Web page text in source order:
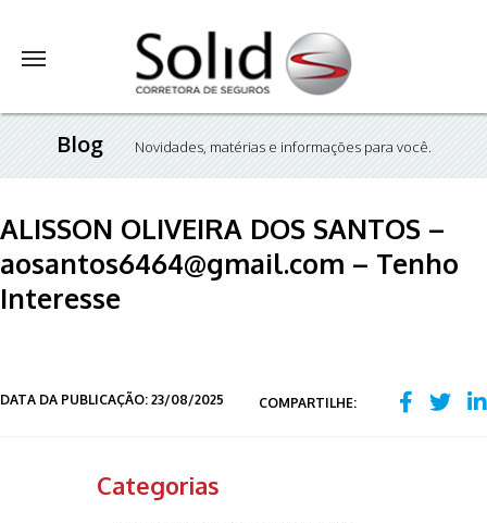
Blog Novidades, matérias e informações para você.
ALISSON OLIVEIRA DOS SANTOS –
aosantos6464@gmail.com – Tenho
Interesse
DATA DA PUBLICAÇÃO: 23/08/2025 COMPARTILHE:
Categorias